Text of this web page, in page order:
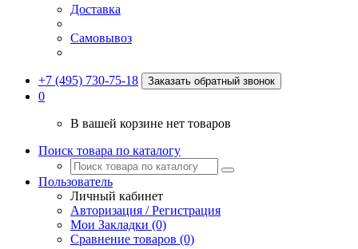
Доставка
Самовывоз
+7 (495) 730-75-18 Заказать обратный звонок
0
В вашей корзине нет товаров
Поиск товара по каталогу
Пользователь
Личный кабинет
Авторизация / Регистрация
Мои Закладки (0)
Сравнение товаров (0)